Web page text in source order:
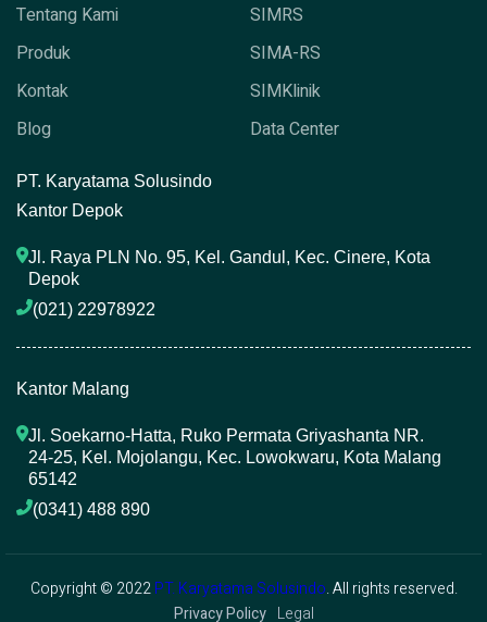
Tentang Kami
Produk
Kontak
Blog
SIMRS
SIMA-RS
SIMKlinik
Data Center
PT. Karyatama Solusindo
Kantor Depok
Jl. Raya PLN No. 95, Kel. Gandul, Kec. Cinere, Kota
Depok
(021) 22978922
Kantor Malang
Jl. Soekarno-Hatta, Ruko Permata Griyashanta NR.
24-25, Kel. Mojolangu, Kec. Lowokwaru, Kota Malang
65142
(0341) 488 890
Copyright © 2022PT. Karyatama Solusindo. All rights reserved.
Privacy Policy Legal